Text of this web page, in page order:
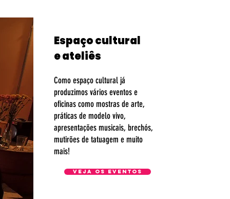
Espaço cultural
e ateliês
Como espaço cultural já
produzimos vários eventos e
oficinas como mostras de arte,
práticas de modelo vivo,
apresentações musicais, brechós,
mutirões de tatuagem e muito
mais!
Veja os eventos